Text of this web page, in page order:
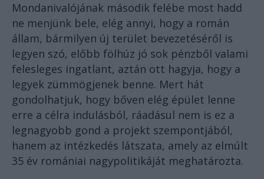
Mondanivalójának második felébe most hadd
ne menjünk bele, elég annyi, hogy a román
állam, bármilyen új terület bevezetéséről is
legyen szó, előbb fölhúz jó sok pénzből valami
felesleges ingatlant, aztán ott hagyja, hogy a
legyek zümmögjenek benne. Mert hát
gondolhatjuk, hogy bőven elég épület lenne
erre a célra indulásból, ráadásul nem is ez a
legnagyobb gond a projekt szempontjából,
hanem az intézkedés látszata, amely az elmúlt
35 év romániai nagypolitikáját meghatározta.